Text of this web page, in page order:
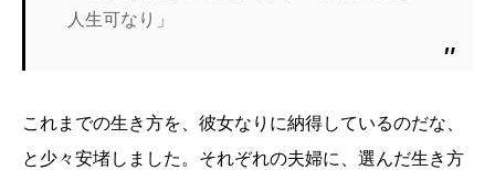
人生可なり」
これまでの生き方を、彼女なりに納得しているのだな、
と少々安堵しました。それぞれの夫婦に、選んだ生き方